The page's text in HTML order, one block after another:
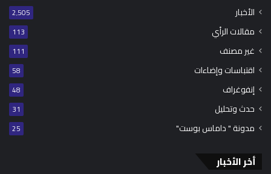
الأخبار 2٬505
مقالات الرأي 113
غير مصنف 111
اقتباسات وإضاءات 58
إنفوغراف 48
حدث وتحليل 31
مدونة " داماس بوست" 25
أخر الأخبار